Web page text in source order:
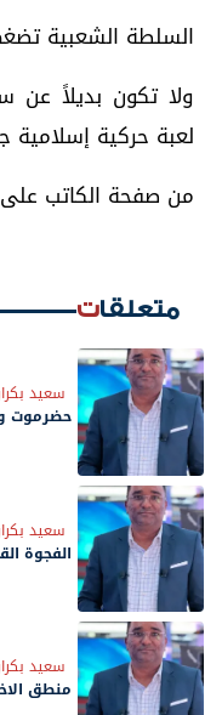
السلطة الشعبية
ولا تكون بديلاً
لعبة حركية إسلامية
من صفحة الكاتب
متعلقات
سعيد
حضرموت
سعيد
الفجوة
سعيد
منطق